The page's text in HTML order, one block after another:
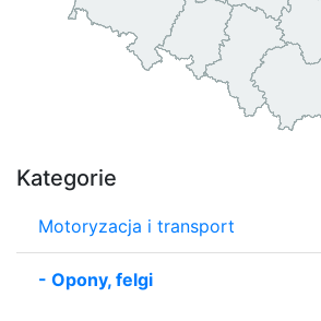
Kategorie
Motoryzacja i transport
- Opony, felgi